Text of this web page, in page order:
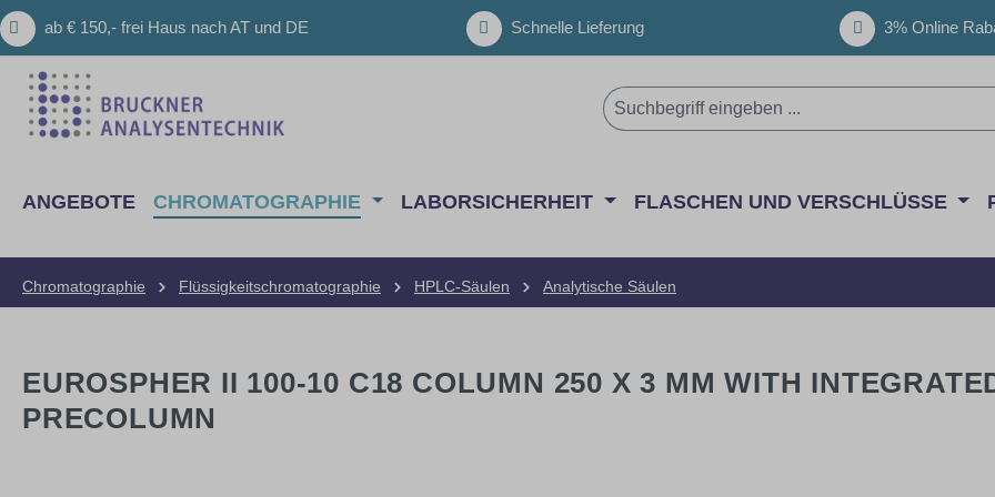
Hauptinhalt springen
Zur Suche springen
Zur Hauptnavigation springen
ab € 150,- frei Haus nach AT und DE Schnelle Lieferung 3% Online
ANGEBOTE CHROMATOGRAPHIE LABORSICHERHEIT FLASCHEN UND VERSCHLÜSSE
Chromatographie Flüssigkeitschromatographie HPLC-Säulen Analytische Säulen
EUROSPHER II 100-10 C18 COLUMN 250 X 3 MM WITH
PRECOLUMN